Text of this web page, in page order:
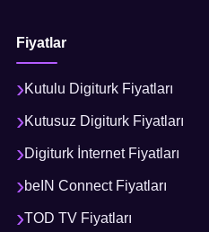
Fiyatlar
Kutulu Digiturk Fiyatları
Kutusuz Digiturk Fiyatları
Digiturk İnternet Fiyatları
beIN Connect Fiyatları
TOD TV Fiyatları